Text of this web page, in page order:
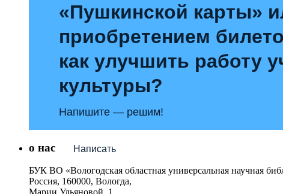
«Пушкинской карты»
приобретением
как улучшить работу
культуры?
Напишите — решим!
Написать
о нас
БУК ВО «Вологодская областная универсальная научная
Россия, 160000, Вологда,